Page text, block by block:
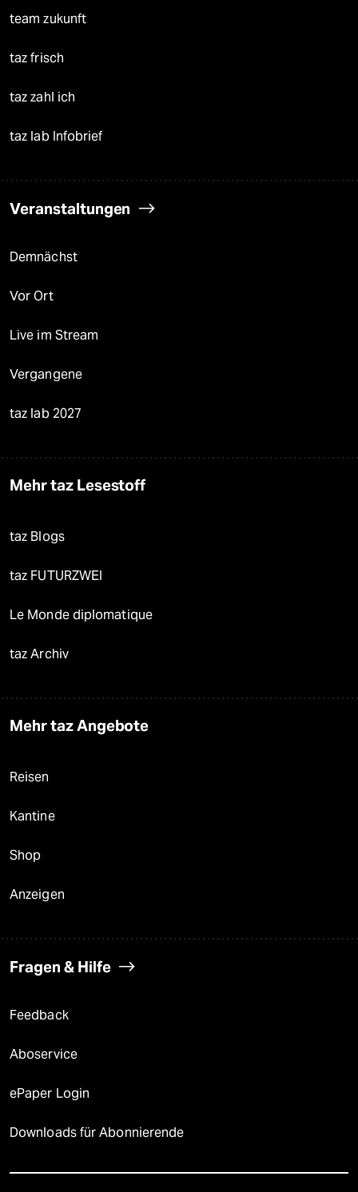
team zukunft
taz frisch
taz zahl ich
taz lab Infobrief
Veranstaltungen
Demnächst
Vor Ort
Live im Stream
Vergangene
taz lab 2027
Mehr taz Lesestoff
taz Blogs
taz FUTURZWEI
Le Monde diplomatique
taz Archiv
Mehr taz Angebote
Reisen
Kantine
Shop
Anzeigen
Fragen & Hilfe
Feedback
Aboservice
ePaper Login
Downloads für Abonnierende